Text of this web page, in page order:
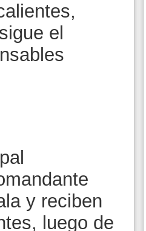
el
y reciben
luego de